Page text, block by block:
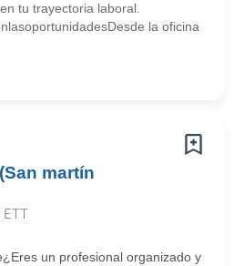
tu trayectoria laboral.
la oficina
martín
un profesional organizado y